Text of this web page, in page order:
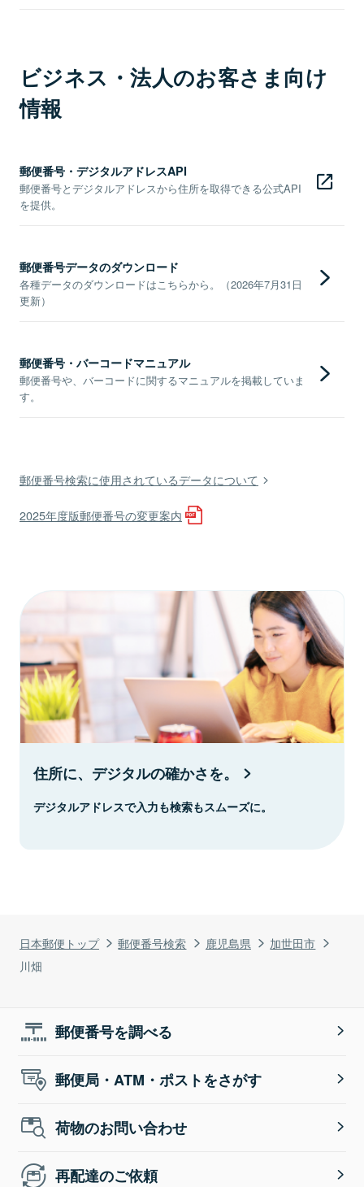
日本郵便トップ 郵便番号検索 鹿児島県
加世田市
川畑
ビジネス・法人のお客さま向け
情報
郵便番号・デジタルアドレスAPI
郵便番号とデジタルアドレスから住所を取得できる公式API
を提供。
郵便番号データのダウンロード
各種データのダウンロードはこちらから。（2026年7月31日
更新）
郵便番号・バーコードマニュアル
郵便番号や、バーコードに関するマニュアルを掲載していま
す。
郵便番号検索に使用されているデータについて
2025年度版郵便番号の変更案内
住所に、デジタルの確かさを。
デジタルアドレスで入力も検索もスムーズに。
郵便番号を調べる
郵便局・ATM・ポストをさがす
荷物のお問い合わせ
再配達のご依頼